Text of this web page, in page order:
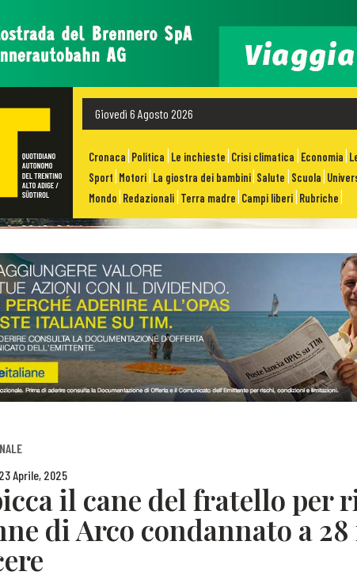
Giovedì 6 Agosto 2026
Cronaca Politica Le inchieste Crisi climatica Economia
Sport Motori La giostra dei bambini Salute Scuola
Mondo Redazionali Terra madre Campi liberi Rubriche
Aprile, 2025
il cane del fratello per
di Arco condannato a